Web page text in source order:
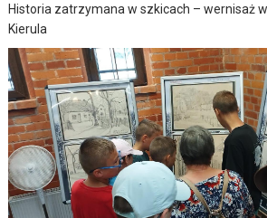
Historia zatrzymana w szkicach – wernisaż
Kierula